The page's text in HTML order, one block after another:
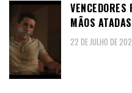
MÃOS
22 DE JULHO DE